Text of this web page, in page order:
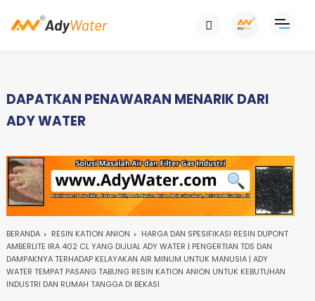
DAPATKAN PENAWARAN MENARIK DARI
ADY WATER
BERANDA RESIN KATION ANION
HARGA DAN SPESIFIKASI RESIN DUPONT
AMBERLITE IRA 402 CL YANG DIJUAL ADY WATER | PENGERTIAN TDS DAN
DAMPAKNYA TERHADAP KELAYAKAN AIR MINUM UNTUK MANUSIA | ADY
WATER TEMPAT PASANG TABUNG RESIN KATION ANION UNTUK KEBUTUHAN
INDUSTRI DAN RUMAH TANGGA DI BEKASI